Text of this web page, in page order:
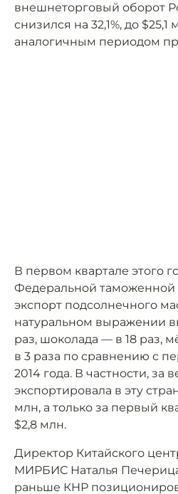
внешнеторговый оборот
снизился на 32,1%, до
аналогичным периодом
В первом квартале этого
Федеральной
экспорт подсолнечного
натуральном выражении
раз, шоколада — в 18 раз,
в 3 раза по сравнению с
2014 года. В частности, за
экспортировала в эту
млн, а только за первый
$2,8 млн.
Директор Китайского
МИРБИС Наталья
раньше КНР